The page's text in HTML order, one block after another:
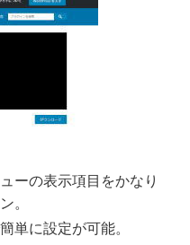
ーの表示項目をかなり
。
単に設定が可能。